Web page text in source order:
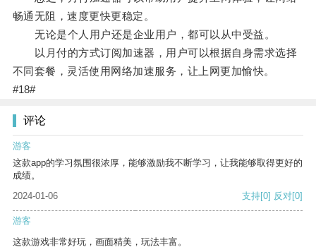
畅通无阻，速度更快更稳定。
无论是个人用户还是企业用户，都可以从中受益。
以月付的方式订阅加速器，用户可以根据自身需求选择
不同套餐，灵活使用网络加速服务，让上网更加愉快。
#18#
评论
游客
这款app的学习氛围很浓厚，能够激励我不断学习，让我能够取得更好的
成绩。
2024-01-06
支持[0] 反对[0]
游客
这款游戏非常好玩，画面精美，玩法丰富。